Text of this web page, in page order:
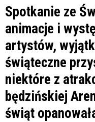
Spotkanie ze
animacje i
artystów,
świąteczne
niektóre z
będzińskiej
świąt